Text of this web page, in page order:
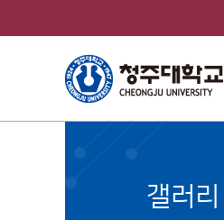
College of
갤러리